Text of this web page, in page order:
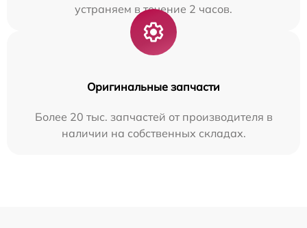
устраняем в течение 2 часов.
Оригинальные запчасти
Более 20 тыс. запчастей от производителя в
наличии на собственных складах.